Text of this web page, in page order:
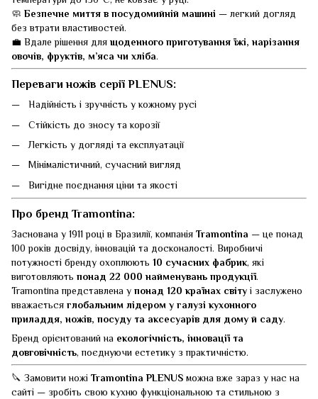
🧼 Безпечне миття в посудомийній машині — легкий догляд
без втрати властивостей.
💼 Вдале рішення длящоденного приготування їжі, нарізання
овочів, фруктів, м’яса чи хліба.
Переваги ножів серії PLENUS:
Надійність і зручність у кожному русі
Стійкість до зносу та корозії
Легкість у догляді та експлуатації
Мінімалістичний, сучасний вигляд
Вигідне поєднання ціни та якості
Про бренд Tramontina:
Заснована у 1911 році в Бразилії, компанія Tramontina — це понад
100 років досвіду, інновацій та досконалості. Виробничі
потужності бренду охоплюють 10 сучасних фабрик, які
виготовляють понад 22 000 найменувань продукції.
Tramontina представлена у понад 120 країнах світу і заслужено
вважається глобальним лідером у галузі кухонного
приладдя, ножів, посуду та аксесуарів для дому й саду.
Бренд орієнтований на екологічність, інновації та
довговічність, поєднуючи естетику з практичністю.
🔪 Замовити ножі Tramontina PLENUS можна вже зараз у нас на
сайті — зробіть свою кухню функціональною та стильною з